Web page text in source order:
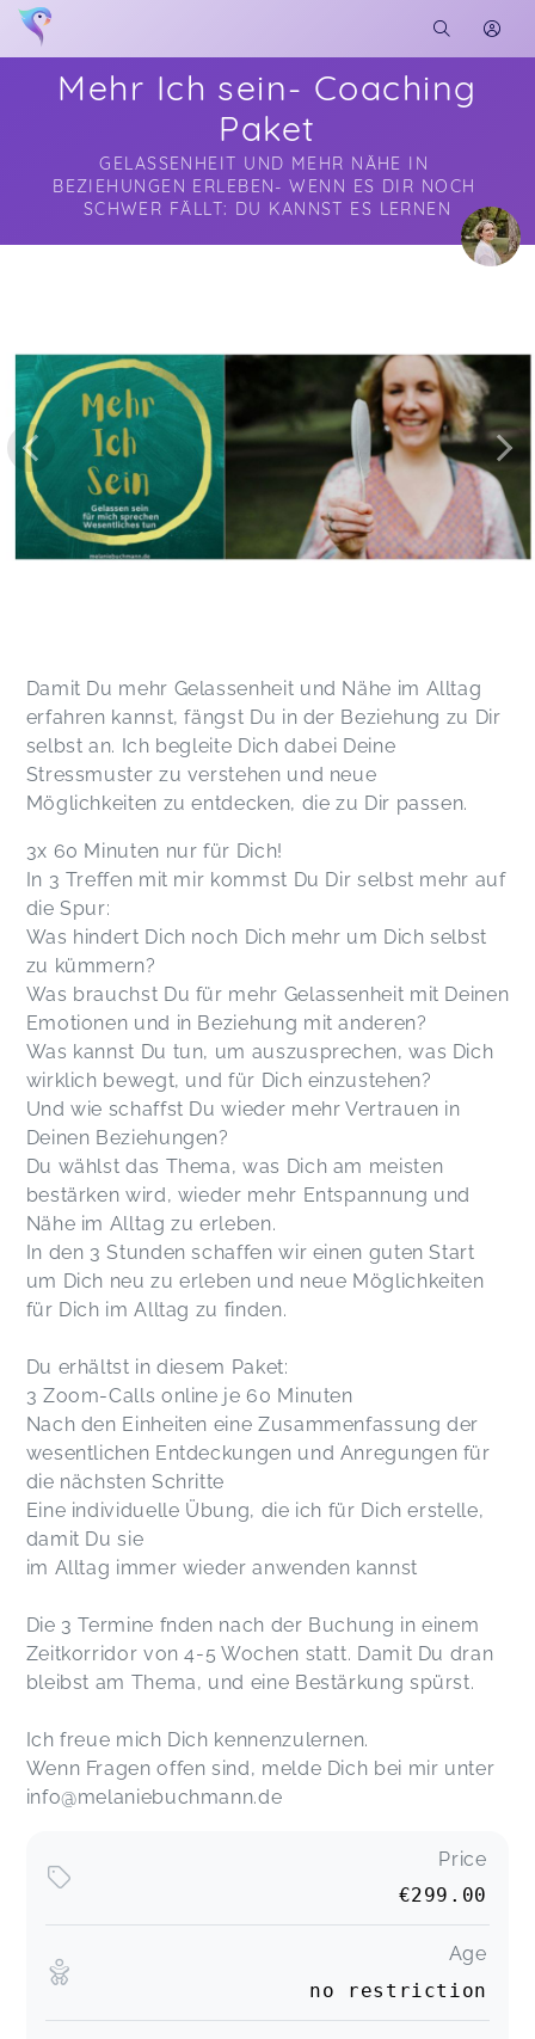
Mehr Ich sein- Coaching
Paket
GELASSENHEIT UND MEHR NÄHE IN
BEZIEHUNGEN ERLEBEN- WENN ES DIR NOCH
SCHWER FÄLLT: DU KANNST ES LERNEN
Damit Du mehr Gelassenheit und Nähe im Alltag
erfahren kannst, fängst Du in der Beziehung zu Dir
selbst an. Ich begleite Dich dabei Deine
Stressmuster zu verstehen und neue
Möglichkeiten zu entdecken, die zu Dir passen.
3x 60 Minuten nur für Dich!
In 3 Treffen mit mir kommst Du Dir selbst mehr auf
die Spur:
Was hindert Dich noch Dich mehr um Dich selbst
zu kümmern?
Was brauchst Du für mehr Gelassenheit mit Deinen
Emotionen und in Beziehung mit anderen?
Was kannst Du tun, um auszusprechen, was Dich
wirklich bewegt, und für Dich einzustehen?
Und wie schaffst Du wieder mehr Vertrauen in
Deinen Beziehungen?
Du wählst das Thema, was Dich am meisten
bestärken wird, wieder mehr Entspannung und
Nähe im Alltag zuerleben.
In den 3 Stunden schaffen wir einen guten Start
um Dich neu zu erleben und neue Möglichkeiten
für Dich im Alltag zu finden.
Du erhältst in diesem Paket:
3 Zoom-Calls online je 60 Minuten
Nach den Einheiten eine Zusammenfassung der
wesentlichen Entdeckungen und Anregungen für
die nächsten Schritte
Eine individuelle Übung, die ich für Dich erstelle,
damit Du sie
im Alltag immer wieder anwenden kannst
Die 3 Termine fnden nach der Buchung in einem
Zeitkorridor von 4-5 Wochen statt. Damit Du dran
bleibst am Thema, und eine Bestärkung spürst.
Ich freue mich Dich kennenzulernen.
Wenn Fragen offen sind, melde Dich bei mir unter
info@melaniebuchmann.de
Price
€299.00
Age
no restriction